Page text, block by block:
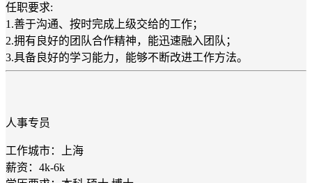
任职要求:
1.善于沟通、按时完成上级交给的工作；
2.拥有良好的团队合作精神，能迅速融入团队；
3.具备良好的学习能力，能够不断改进工作方法。
人事专员
工作城市：上海
薪资：4k-6k